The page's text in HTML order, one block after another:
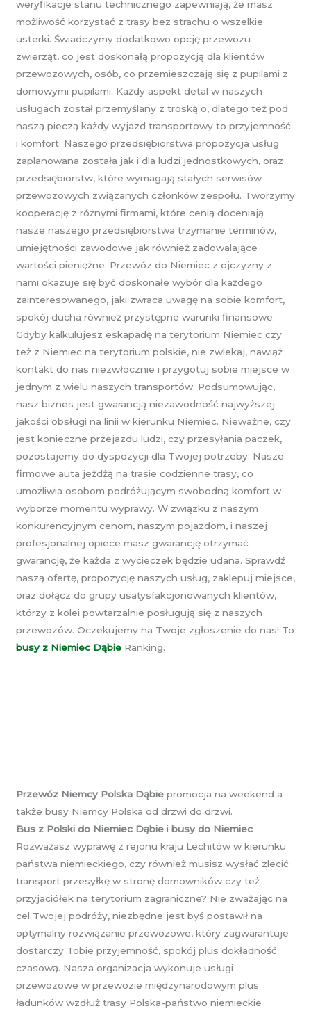
weryfikacje stanu technicznego zapewniają, że masz
możliwość korzystać z trasy bez strachu o wszelkie
usterki. Świadczymy dodatkowo opcję przewozu
zwierząt, co jest doskonałą propozycją dla klientów
przewozowych, osób, co przemieszczają się z pupilami z
domowymi pupilami. Każdy aspekt detal w naszych
usługach został przemyślany z troską o, dlatego też pod
naszą pieczą każdy wyjazd transportowy to przyjemność
i komfort. Naszego przedsiębiorstwa propozycja usług
zaplanowana została jak i dla ludzi jednostkowych, oraz
przedsiębiorstw, które wymagają stałych serwisów
przewozowych związanych członków zespołu. Tworzymy
kooperację z różnymi firmami, które cenią doceniają
nasze naszego przedsiębiorstwa trzymanie terminów,
umiejętności zawodowe jak również zadowalające
wartości pieniężne. Przewóz do Niemiec z ojczyzny z
nami okazuje się być doskonałe wybór dla każdego
zainteresowanego, jaki zwraca uwagę na sobie komfort,
spokój ducha również przystępne warunki finansowe.
Gdyby kalkulujesz eskapadę na terytorium Niemiec czy
też z Niemiec na terytorium polskie, nie zwlekaj, nawiąż
kontakt do nas niezwłocznie i przygotuj sobie miejsce w
jednym z wielu naszych transportów. Podsumowując,
nasz biznes jest gwarancją niezawodność najwyższej
jakości obsługi na linii w kierunku Niemiec. Nieważne, czy
jest konieczne przejazdu ludzi, czy przesyłania paczek,
pozostajemy do dyspozycji dla Twojej potrzeby. Nasze
firmowe auta jeżdżą na trasie codzienne trasy, co
umożliwia osobom podróżującym swobodną komfort w
wyborze momentu wyprawy. W związku z naszym
konkurencyjnym cenom, naszym pojazdom, i naszej
profesjonalnej opiece masz gwarancję otrzymać
gwarancję, że każda z wycieczek będzie udana. Sprawdź
naszą ofertę, propozycję naszych usług, zaklepuj miejsce,
oraz dołącz do grupy usatysfakcjonowanych klientów,
którzy z kolei powtarzalnie posługują się z naszych
przewozów. Oczekujemy na Twoje zgłoszenie do nas! To
busy z Niemiec Dąbie Ranking.
Przewóz Niemcy Polska Dąbie promocja na weekend a
także busy Niemcy Polska od drzwi do drzwi.
Bus z Polski do Niemiec Dąbie i busy do Niemiec
Rozważasz wyprawę z rejonu kraju Lechitów w kierunku
państwa niemieckiego, czy również musisz wysłać zlecić
transport przesyłkę w stronę domowników czy też
przyjaciółek na terytorium zagraniczne? Nie zważając na
cel Twojej podróży, niezbędne jest byś postawił na
optymalny rozwiązanie przewozowe, który zagwarantuje
dostarczy Tobie przyjemność, spokój plus dokładność
czasową. Nasza organizacja wykonuje usługi
przewozowe w przewozie międzynarodowym plus
ładunków wzdłuż trasy Polska-państwo niemieckie